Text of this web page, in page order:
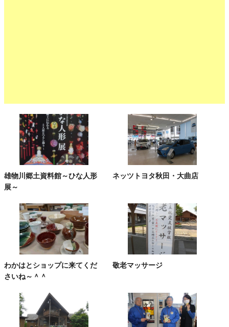
雄物川郷土資料館～ひな人形
展～
ネッツトヨタ秋田・大曲店
わかはとショップに来てくだ
さいね～＾＾
敬老マッサージ